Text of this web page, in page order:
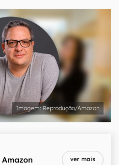
Reprodução/Amazon
Amazon ver mais